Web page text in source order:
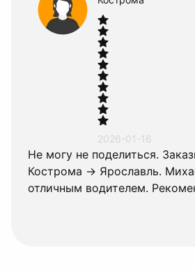
2026-01-16
Не могу не поделиться.
Кострома → Ярославль.
отличным водителем.